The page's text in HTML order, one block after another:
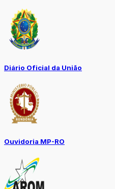
Diário Oficial da União
Ouvidoria MP-RO